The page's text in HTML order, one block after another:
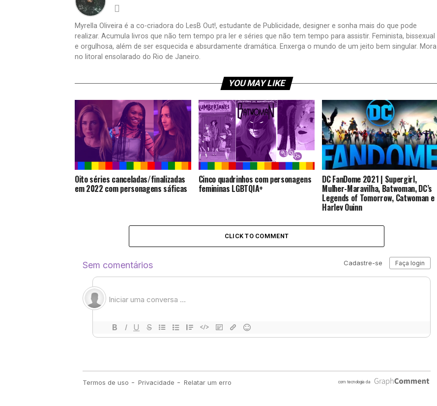
Myrella Oliveira é a co-criadora do LesB Out!, estudante de Publicidade, designer e sonha mais do que pode
realizar. Acumula livros que não tem tempo pra ler e séries que não tem tempo para assistir. Feminista, bissexual
e orgulhosa, além de ser esquecida e absurdamente dramática. Enxerga o mundo de um jeito bem singular. Mora
no litoral ensolarado do Rio de Janeiro.
YOU MAY LIKE
Oito séries canceladas/finalizadas
em 2022 com personagens sáficas
Cinco quadrinhos com personagens
femininas LGBTQIA+
DC FanDome 2021 | Supergirl,
Mulher-Maravilha, Batwoman, DC’s
Legends of Tomorrow, Catwoman e
Harley Quinn
CLICK TO COMMENT